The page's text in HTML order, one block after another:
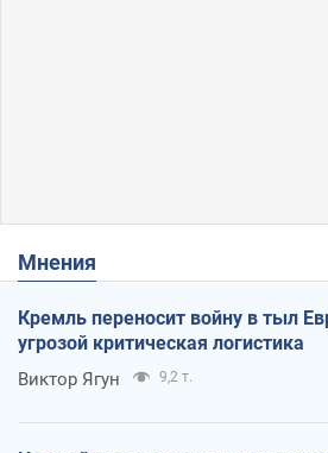
Мнения
Кремль переносит войну в тыл
угрозой критическая логистика
Виктор Ягун 9,2 т.